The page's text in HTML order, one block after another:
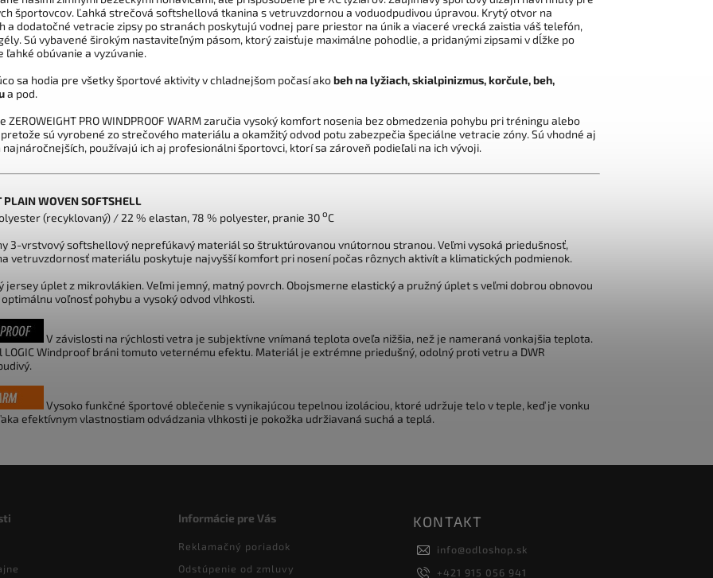
športovcov. Ľahká strečová softshellová tkanina s vetruvzdornou a voduodpudivou úpravou. Krytý otvor na
a dodatočné vetracie zipsy po stranách poskytujú vodnej pare priestor na únik a viaceré vrecká zaistia váš telefón,
Sú vybavené širokým nastaviteľným pásom, ktorý zaisťuje maximálne pohodlie, a pridanými zipsami v dĺžke po
ľahké obúvanie a vyzúvanie.
sa hodia pre všetky športové aktivity v chladnejšom počasí akobeh na lyžiach, skialpinizmus, korčule, beh,
a pod.
ZEROWEIGHT PRO WINDPROOF WARM zaručia vysoký komfort nosenia bez obmedzenia pohybu pri tréningu alebo
sú vyrobené zo strečového materiálu a okamžitý odvod potu zabezpečia špeciálne vetracie zóny.Sú vhodné aj
používajú ich aj profesionálni športovci, ktorí sa zároveň podieľali na ich vývoji.
PLAIN WOVEN SOFTSHELL
(recyklovaný) / 22 % elastan, 78 % polyester, pranie 30 oC
3-vrstvový softshellový neprefúkavý materiál so štruktúrovanou vnútornou stranou. Veľmi vysoká priedušnosť,
vetruvzdornosť materiálu poskytuje najvyšší komfort pri nosení počas rôznych aktivít a klimatických podmienok.
jersey úplet z mikrovlákien. Veľmi jemný, matný povrch. Obojsmerne elastický a pružný úplet s veľmi dobrou obnovou
voľnosť pohybu a vysoký odvod vlhkosti.
V závislosti na rýchlosti vetra je subjektívne vnímaná teplota oveľa nižšia, než je nameraná vonkajšia teplota.
Windproof bráni tomuto veternému efektu. Materiál je extrémne priedušný, odolný proti vetru a DWR
Vysoko funkčné športové oblečenie s vynikajúcou tepelnou izoláciou, ktoré udržuje telo v teple, keď je vonku
efektívnym vlastnostiam odvádzania vlhkosti je pokožka udržiavaná suchá a teplá.
Informácie pre Vás
Reklamačný poriadok
Odstúpenie od zmluvy
KONTAKT
info@odloshop.sk
+421 915 056 941